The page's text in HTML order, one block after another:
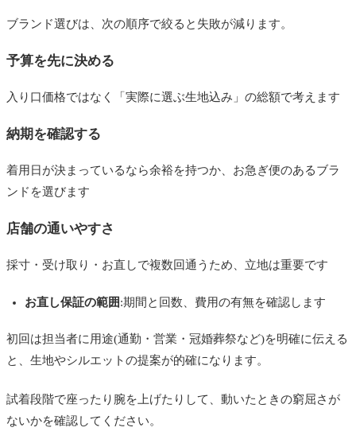
ブランド選びは、次の順序で絞ると失敗が減ります。
予算を先に決める
入り口価格ではなく「実際に選ぶ生地込み」の総額で考えます
納期を確認する
着用日が決まっているなら余裕を持つか、お急ぎ便のあるブラ
ンドを選びます
店舗の通いやすさ
採寸・受け取り・お直しで複数回通うため、立地は重要です
お直し保証の範囲:期間と回数、費用の有無を確認します
初回は担当者に用途(通勤・営業・冠婚葬祭など)を明確に伝える
と、生地やシルエットの提案が的確になります。
試着段階で座ったり腕を上げたりして、動いたときの窮屈さが
ないかを確認してください。